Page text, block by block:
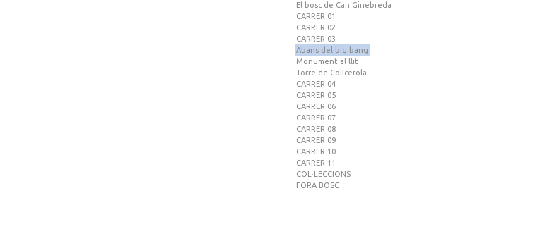
El bosc de Can Ginebreda
CARRER 01
CARRER 02
CARRER 03
Abans del big bang
Monument al llit
Torre de Collcerola
CARRER 04
CARRER 05
CARRER 06
CARRER 07
CARRER 08
CARRER 09
CARRER 10
CARRER 11
COL·LECCIONS
FORA BOSC